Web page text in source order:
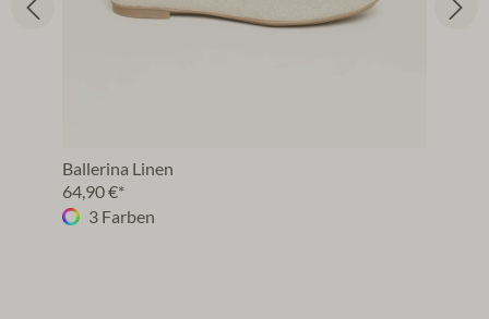
Ballerina Linen
64,90 €*
3 Farben